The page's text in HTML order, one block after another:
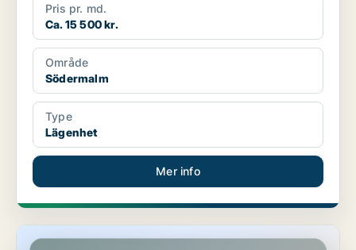
Pris pr. md.
Ca. 15 500 kr.
Område
Södermalm
Type
Lägenhet
Mer info
Lägenhet på Södermalm